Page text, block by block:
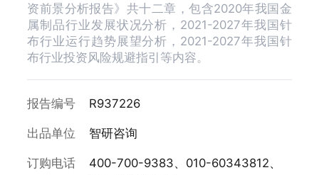
资前景分析报告》共十二章，包含2020年我国金
属制品行业发展状况分析，2021-2027年我国针
布行业运行趋势展望分析，2021-2027年我国针
布行业投资风险规避指引等内容。
报告编号 R937226
出品单位 智研咨询
订购电话
400-700-9383、010-60343812、